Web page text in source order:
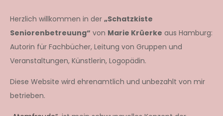
Herzlich willkommen in der „Schatzkiste
Seniorenbetreuung“ von Marie Krüerke aus Hamburg:
Autorin für Fachbücher, Leitung von Gruppen und
Veranstaltungen, Künstlerin, Logopädin.
Diese Website wird ehrenamtlich und unbezahlt von mir
betrieben.